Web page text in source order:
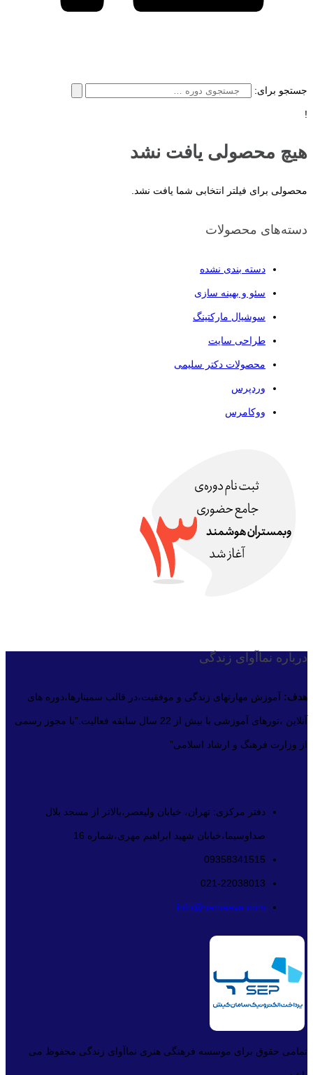
جستجو برای:
!
هیچ محصولی یافت نشد
محصولی برای فیلتر انتخابی شما یافت نشد.
دسته‌های محصولات
دسته بندی نشده
سئو و بهینه سازی
سوشیال مارکتینگ
طراحی سایت
محصولات دکتر سلیمی
وردپرس
ووکامرس
درباره نماآوای زندگی
هدف: آموزش مهارتهای زندگی و موفقیت،در قالب سمینارها،دوره های
آنلاین ،تورهای آموزشی با بیش از 22 سال سابقه فعالیت.”با مجوز رسمی
از وزارت فرهنگ و ارشاد اسلامی”
دفتر مرکزی: تهران، خیابان ولیعصر،بالاتر از مسجد بلال
صداوسیما،خیابان شهید ابراهیم مهری،شماره 16
09358341515
021-22038013
info@namaava.com
تمامی حقوق برای موسسه فرهنگی هنری نماآوای زندگی محفوظ می